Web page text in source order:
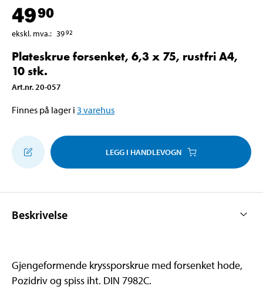
4990
ekskl. mva.: 3992
Plateskrue forsenket, 6,3 x 75, rustfri A4,
10 stk.
Art.nr. 20-057
Finnes på lager i 3 varehus
LEGG I HANDLEVOGN
Beskrivelse
Gjengeformende kryssporskrue med forsenket hode,
Pozidriv og spiss iht. DIN 7982C.